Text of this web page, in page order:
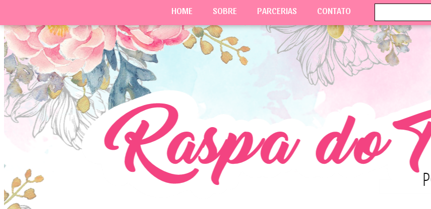
HOME SOBRE PARCERIAS CONTATO